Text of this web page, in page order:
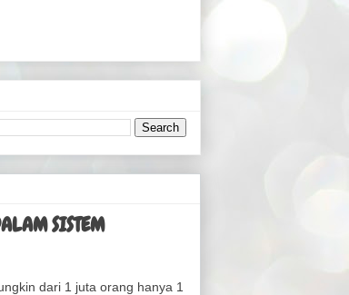
SISTEM
dari 1 juta orang hanya 1